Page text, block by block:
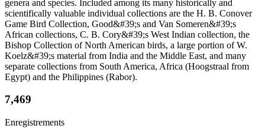
genera and species. Included among its many historically and
scientifically valuable individual collections are the H. B. Conover
Game Bird Collection, Good&#39;s and Van Someren&#39;s
African collections, C. B. Cory&#39;s West Indian collection, the
Bishop Collection of North American birds, a large portion of W.
Koelz&#39;s material from India and the Middle East, and many
separate collections from South America, Africa (Hoogstraal from
Egypt) and the Philippines (Rabor).
7,469
Enregistrements